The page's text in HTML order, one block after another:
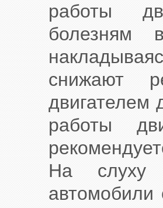
работы
болезням
снижают
двигателем
работы
На слуху